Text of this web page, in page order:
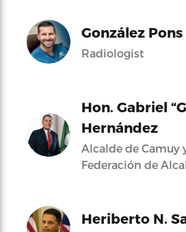
González Pons
Radiologist
Hon. Gabriel
Hernández
Alcalde de Camuy
Federación de
Heriberto N.